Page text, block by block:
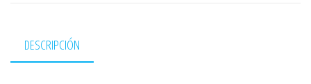
DESCRIPCIÓN